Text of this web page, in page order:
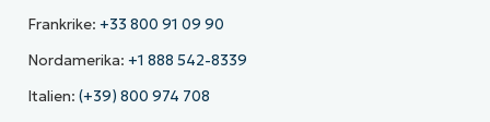
Frankrike: +33 800 91 09 90
Nordamerika: +1 888 542-8339
Italien: (+39) 800 974 708